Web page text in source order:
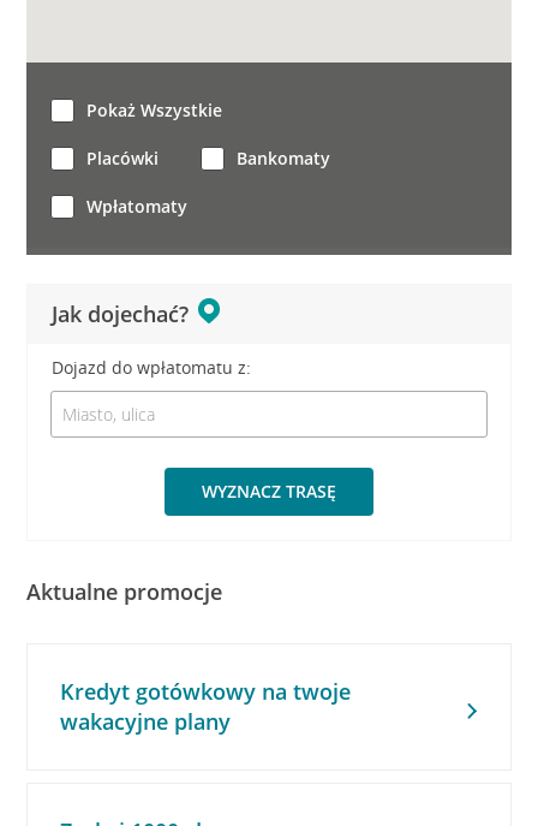
Jak dojechać?
Dojazd do wpłatomatu z:
WYZNACZ TRASĘ
Pokaż Wszystkie
Placówki Bankomaty
Wpłatomaty
Aktualne promocje
Kredyt gotówkowy na twoje
wakacyjne plany